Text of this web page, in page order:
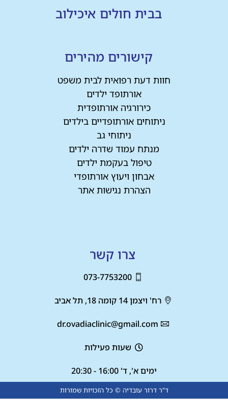
בבית חולים איכילוב
קישורים מהירים
חוות דעת רפואית לבית משפט
אורתופד ילדים
כירורגיה אורתופדית
ניתוחים אורתופדיים בילדים
ניתוחי גב
מנתח עמוד שדרה ילדים
טיפול בעקמת ילדים
אבחון ויעוץ אורתופדי
הצהרת נגישות אתר
צרו קשר
073-7753200
רח' ויצמן 14 קומה 18, תל אביב
dr.ovadiaclinic@gmail.com
שעות פעילות
ימים א', ד' 16:00 - 20:30
ד"ר דרור עובדיה © כל הזכויות שמורות